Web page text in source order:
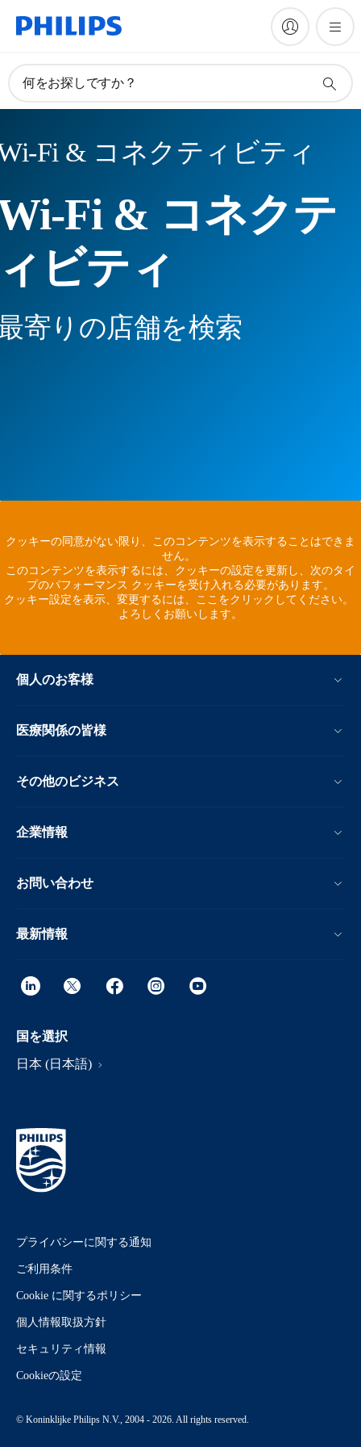
何をお探しですか？
Fi & コネクティビティ
Fi & コネクテ
ビティ
寄りの店舗を検索
クッキーの同意がない限り、このコンテンツを表示することはできま
せん。
このコンテンツを表示するには、クッキーの設定を更新し、次のタイ
プのパフォーマンス クッキーを受け入れる必要があります。
クッキー設定を表示、変更するには、ここをクリックしてください。
よろしくお願いします。
個人のお客様
医療関係の皆様
その他のビジネス
企業情報
お問い合わせ
最新情報
国を選択
日本 (日本語)
プライバシーに関する通知
ご利用条件
Cookie に関するポリシー
個人情報取扱方針
セキュリティ情報
Cookieの設定
© Koninklijke Philips N.V., 2004 - 2026. All rights reserved.